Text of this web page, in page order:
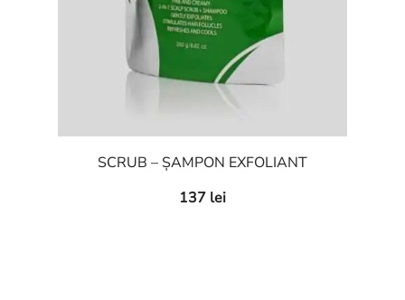
SCRUB – ȘAMPON EXFOLIANT
137 lei